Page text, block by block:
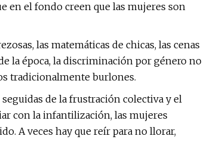
en el fondo creen que las mujeres son
las matemáticas de chicas, las cenas
la época, la discriminación por género no
tradicionalmente burlones.
de la frustración colectiva y el
con la infantilización, las mujeres
A veces hay que reír para no llorar,